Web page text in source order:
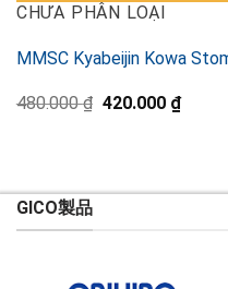
CHƯA PHÂN LOẠI
MMSC Kyabeijin Kowa
480.000₫ 元
480.000 ₫
420.000 ₫現
在
は
GICO製品